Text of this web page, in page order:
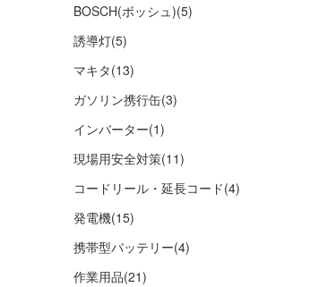
BOSCH(ボッシュ)(5)
誘導灯(5)
マキタ(13)
ガソリン携行缶(3)
インバーター(1)
現場用安全対策(11)
コードリール・延長コード(4)
発電機(15)
携帯型バッテリー(4)
作業用品(21)